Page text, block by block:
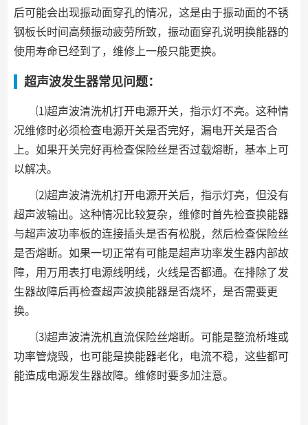
后可能会出现振动面穿孔的情况，这是由于振动面的不锈
钢板长时间高频振动疲劳所致，振动面穿孔说明换能器的
使用寿命已经到了，维修上一般只能更换。
超声波发生器常见问题：
⑴超声波清洗机打开电源开关，指示灯不亮。这种情
况维修时必须检查电源开关是否完好，漏电开关是否合
上。如果开关完好再检查保险丝是否过载熔断，基本上可
以解决。
⑵超声波清洗机打开电源开关后，指示灯亮，但没有
超声波输出。这种情况比较复杂，维修时首先检查换能器
与超声波功率板的连接插头是否有松脱，然后检查保险丝
是否熔断。如果一切正常有可能是超声功率发生器内部故
障，用万用表打电源线明线，火线是否都通。在排除了发
生器故障后再检查超声波换能器是否烧坏，是否需要更
换。
⑶超声波清洗机直流保险丝熔断。可能是整流桥堆或
功率管烧毁，也可能是换能器老化，电流不稳，这些都可
能造成电源发生器故障。维修时要多加注意。